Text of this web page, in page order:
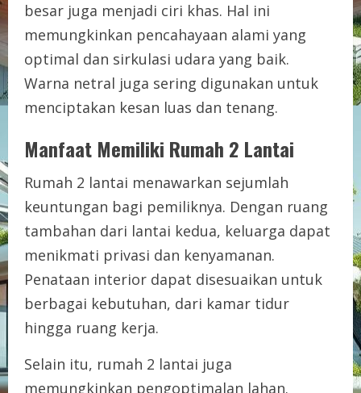
besar juga menjadi ciri khas. Hal ini
memungkinkan pencahayaan alami yang
optimal dan sirkulasi udara yang baik.
Warna netral juga sering digunakan untuk
menciptakan kesan luas dan tenang.
Manfaat Memiliki Rumah 2 Lantai
Rumah 2 lantai menawarkan sejumlah
keuntungan bagi pemiliknya. Dengan ruang
tambahan dari lantai kedua, keluarga dapat
menikmati privasi dan kenyamanan.
Penataan interior dapat disesuaikan untuk
berbagai kebutuhan, dari kamar tidur
hingga ruang kerja.
Selain itu, rumah 2 lantai juga
memungkinkan pengoptimalan lahan.